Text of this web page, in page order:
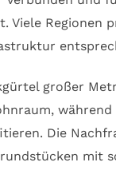
Viele Regionen
großer
Die